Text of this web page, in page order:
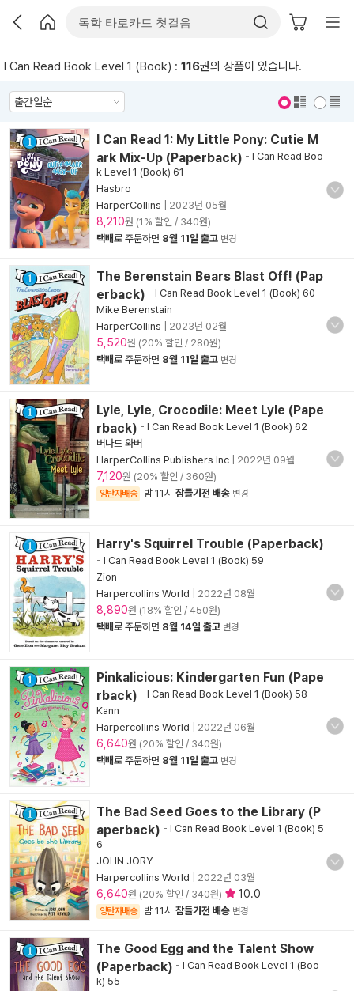
I Can Read Book Level 1 (Book) : 116권의 상품이 있습니다.
I Can Read 1: My Little Pony: Cutie M
ark Mix-Up (Paperback) - I Can Read Boo
k Level 1 (Book) 61
Hasbro
HarperCollins
2023년 05월
8,210원 (1% 할인 / 340원)
택배로 주문하면 8월 11일 출고 변경
The Berenstain Bears Blast Off! (Pap
erback) - I Can Read Book Level 1 (Book) 60
Mike Berenstain
HarperCollins
2023년 02월
5,520원 (20% 할인 / 280원)
택배로 주문하면 8월 11일 출고 변경
Lyle, Lyle, Crocodile: Meet Lyle (Pape
rback) - I Can Read Book Level 1 (Book) 62
버나드 와버
HarperCollins Publishers Inc
2022년 09월
7,120원 (20% 할인 / 360원)
양탄자배송 밤 11시 잠들기전 배송 변경
Harry's Squirrel Trouble (Paperback)
- I Can Read Book Level 1 (Book) 59
Zion
Harpercollins World
2022년 08월
8,890원 (18% 할인 / 450원)
택배로 주문하면 8월 14일 출고 변경
Pinkalicious: Kindergarten Fun (Pape
rback) - I Can Read Book Level 1 (Book) 58
Kann
Harpercollins World
2022년 06월
6,640원 (20% 할인 / 340원)
택배로 주문하면 8월 11일 출고 변경
The Bad Seed Goes to the Library (P
aperback) - I Can Read Book Level 1 (Book) 5
6
JOHN JORY
Harpercollins World
2022년 03월
6,640원 (20% 할인 / 340원) 10.0
양탄자배송 밤 11시 잠들기전 배송 변경
The Good Egg and the Talent Show
(Paperback) - I Can Read Book Level 1 (Boo
k) 55